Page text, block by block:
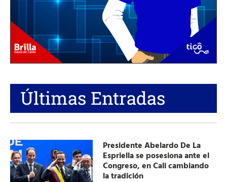
Últimas Entradas
Presidente Abelardo De La
Espriella se posesiona ante el
Congreso, en Cali cambiando
la tradición